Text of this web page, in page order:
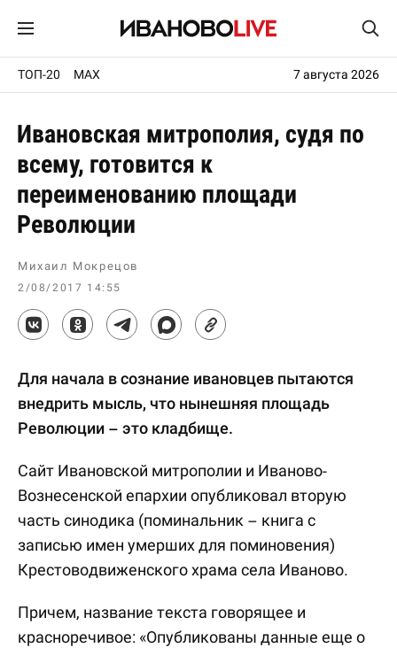
ТОП-20 MAX 7 августа 2026
Ивановская митрополия, судя по
всему, готовится к
переименованию площади
Революции
Михаил Мокрецов
2/08/2017 14:55
Для начала в сознание ивановцев пытаются
внедрить мысль, что нынешняя площадь
Революции – это кладбище.
Сайт Ивановской митрополии и Иваново-
Вознесенской епархии опубликовал вторую
часть синодика (поминальник – книга с
записью имен умерших для поминовения)
Крестоводвиженского храма села Иваново.
Причем, название текста говорящее и
красноречивое: «Опубликованы данные еще о